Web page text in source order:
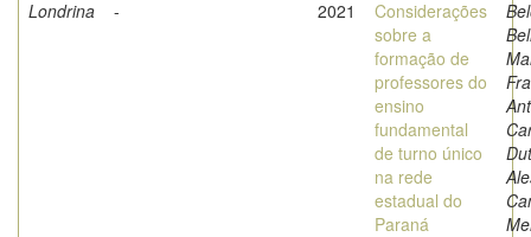
Londrina - 2021
Considerações
sobre a
formação de
professores do
ensino
fundamental
de turno único
na rede
estadual do
Paraná